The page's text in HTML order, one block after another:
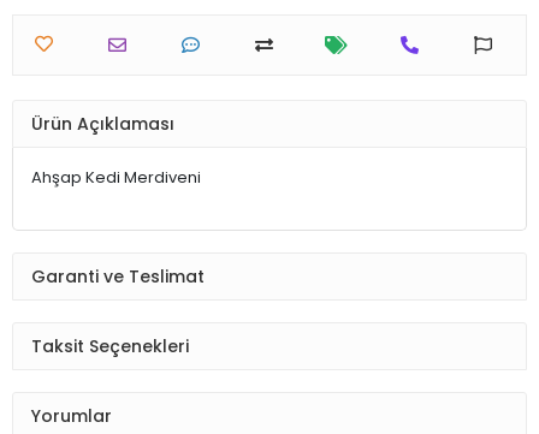
Ürün Açıklaması
Ahşap Kedi Merdiveni
Garanti ve Teslimat
Taksit Seçenekleri
Yorumlar